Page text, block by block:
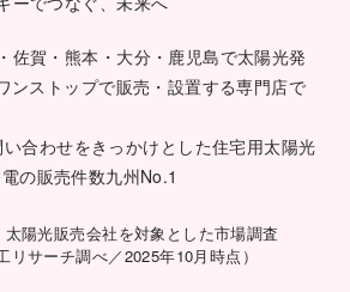
佐賀・熊本・大分・鹿児島で太陽光発
ンストップで販売・設置する専門店で
陽光販売会社を対象とした市場調査
リサーチ調べ／2025年10月時点）